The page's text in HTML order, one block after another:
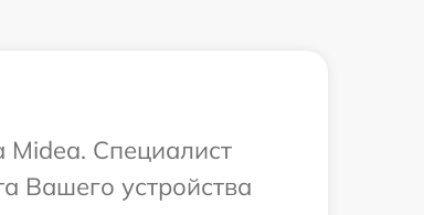
Midea. Специалист
Вашего устройства